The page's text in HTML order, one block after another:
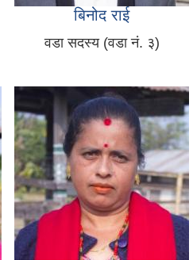
बिनोद राई
वडा सदस्य (वडा नं. ३)